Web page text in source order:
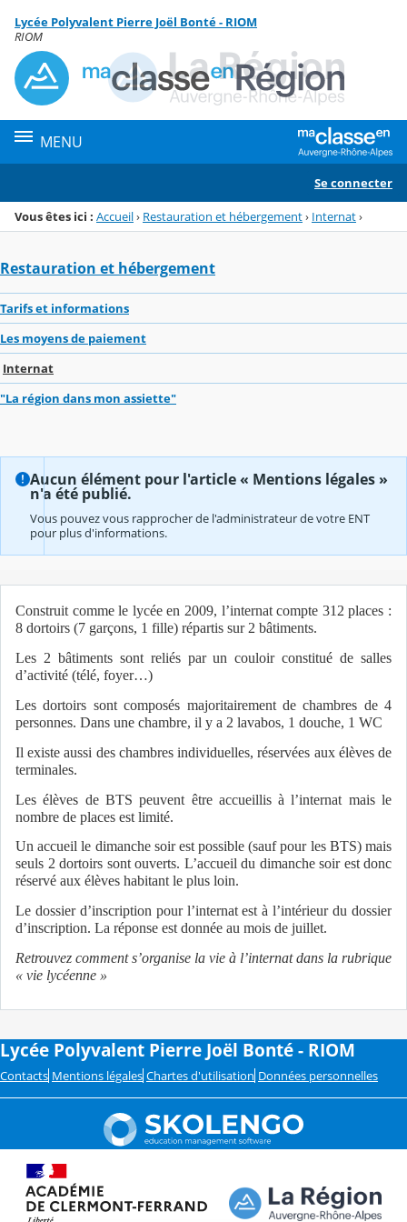
Menu de la rubrique
Contenu
Lycée Polyvalent Pierre Joël Bonté - RIOM
RIOM
MENU
Se connecter
Vous êtes ici : Accueil› Restauration et hébergement› Internat›
Restauration et hébergement
Tarifs et informations
Les moyens de paiement
Internat
"La région dans mon assiette"
Aucun élément pour l'article « Mentions légales »
n'a été publié.
Vous pouvez vous rapprocher de l'administrateur de votre ENT
pour plus d'informations.
Construit comme le lycée en 2009, l’internat compte 312 places :
8 dortoirs (7 garçons, 1 fille) répartis sur 2 bâtiments.
Les 2 bâtiments sont reliés par un couloir constitué de salles
d’activité (télé, foyer…)
Les dortoirs sont composés majoritairement de chambres de 4
personnes. Dans une chambre, il y a 2 lavabos, 1 douche, 1 WC
Il existe aussi des chambres individuelles, réservées aux élèves de
terminales.
Les élèves de BTS peuvent être accueillis à l’internat mais le
nombre de places est limité.
Un accueil le dimanche soir est possible (sauf pour les BTS) mais
seuls 2 dortoirs sont ouverts. L’accueil du dimanche soir est donc
réservé aux élèves habitant le plus loin.
Le dossier d’inscription pour l’internat est à l’intérieur du dossier
d’inscription. La réponse est donnée au mois de juillet.
Retrouvez comment s’organise la vie à l’internat dans la rubrique
« vie lycéenne »
Lycée Polyvalent Pierre Joël Bonté - RIOM
Contacts Mentions légales Chartes d'utilisation Données personnelles